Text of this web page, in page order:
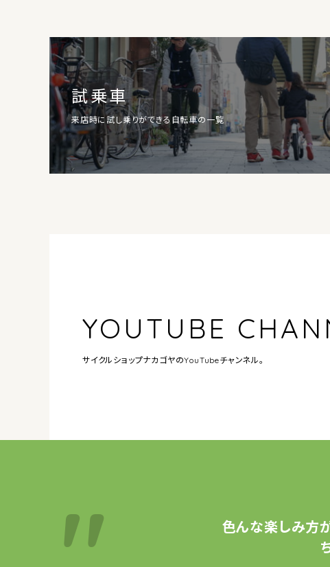
試乗車
来店時に試し乗りができる自転車の一覧
YOUTUBE
サイクルショップナカゴヤのYouTubeチャンネル。
色んな楽しみ方